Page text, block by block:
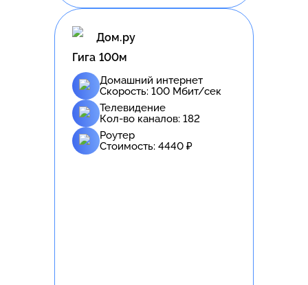
Дом.ру
Гига 100м
Домашний интернет
Скорость: 100 Мбит/сек
Телевидение
Кол-во каналов: 182
Роутер
Стоимость: 4440 ₽